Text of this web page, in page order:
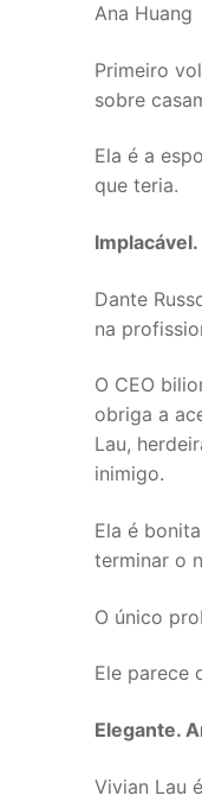
Ana Huang
Primeiro
sobre
Ela é a
que teria.
Dante
na
O CEO
obriga a
Lau,
inimigo.
Ela é
terminar o
O único
Ele parece
Elegante.
Vivian Lau